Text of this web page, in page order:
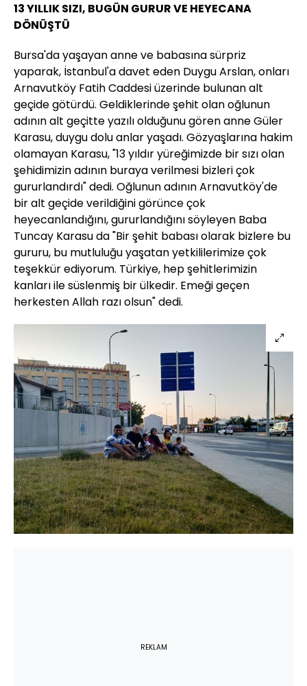
13 YILLIK SIZI, BUGÜN GURUR VE HEYECANA
DÖNÜŞTÜ
Bursa'da yaşayan anne ve babasına sürpriz
yaparak, İstanbul'a davet eden Duygu Arslan, onları
Arnavutköy Fatih Caddesi üzerinde bulunan alt
geçide götürdü. Geldiklerinde şehit olan oğlunun
adının alt geçitte yazılı olduğunu gören anne Güler
Karasu, duygu dolu anlar yaşadı. Gözyaşlarına hakim
olamayan Karasu, "13 yıldır yüreğimizde bir sızı olan
şehidimizin adının buraya verilmesi bizleri çok
gururlandırdı" dedi. Oğlunun adının Arnavutköy'de
bir alt geçide verildiğini görünce çok
heyecanlandığını, gururlandığını söyleyen Baba
Tuncay Karasu da "Bir şehit babası olarak bizlere bu
gururu, bu mutluluğu yaşatan yetkililerimize çok
teşekkür ediyorum. Türkiye, hep şehitlerimizin
kanları ile süslenmiş bir ülkedir. Emeği geçen
herkesten Allah razı olsun" dedi.
REKLAM